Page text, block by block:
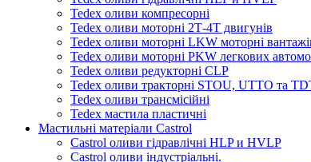
Tedex оливи компресорні
Tedex оливи моторні 2Т-4Т двигунів
Tedex оливи моторні LKW моторні
Tedex оливи моторні PKW легкових
Tedex оливи редукторні CLP
Tedex оливи тракторні STOU, UTTO та
Tedex оливи трансмісійні
Tedex мастила пластичні
Мастильні матеріали Castrol
Castrol оливи гідравлічні HLP и HVLP
Castrol оливи індустріальні.